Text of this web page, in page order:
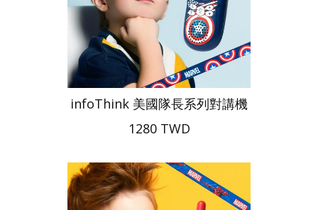
infoThink 美國隊長系列對講機
1280 TWD